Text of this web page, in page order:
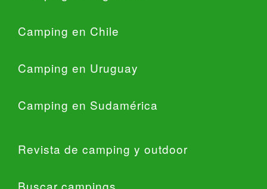
Camping en Chile
Camping en Uruguay
Camping en Sudamérica
Revista de camping y outdoor